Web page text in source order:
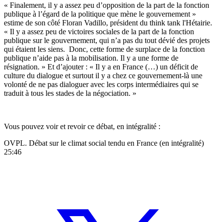
« Finalement, il y a assez peu d’opposition de la part de la fonction
publique à l’égard de la politique que mène le gouvernement »
estime de son côté Floran Vadillo, président du think tank l'Hétairie.
« Il y a assez peu de victoires sociales de la part de la fonction
publique sur le gouvernement, qui n’a pas du tout dévié des projets
qui étaient les siens. Donc, cette forme de surplace de la fonction
publique n’aide pas à la mobilisation. Il y a une forme de
résignation. » Et d’ajouter : « Il y a en France (…) un déficit de
culture du dialogue et surtout il y a chez ce gouvernement-là une
volonté de ne pas dialoguer avec les corps intermédiaires qui se
traduit à tous les stades de la négociation. »
Vous pouvez voir et revoir ce débat, en intégralité :
OVPL. Débat sur le climat social tendu en France (en intégralité)
25:46